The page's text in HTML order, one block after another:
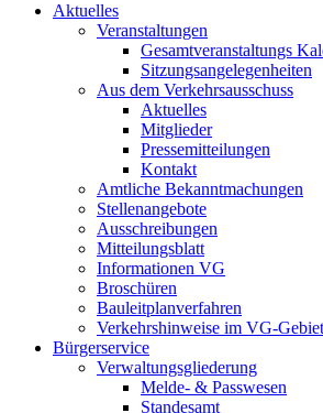
Aktuelles
Veranstaltungen
Gesamtveranstaltungs
Sitzungsangelegenheiten
Aus dem Verkehrsausschuss
Aktuelles
Mitglieder
Pressemitteilungen
Kontakt
Amtliche Bekanntmachungen
Stellenangebote
Ausschreibungen
Mitteilungsblatt
Informationen VG
Broschüren
Bauleitplanverfahren
Verkehrshinweise im VG-Gebiet
Bürgerservice
Verwaltungsgliederung
Melde- & Passwesen
Standesamt